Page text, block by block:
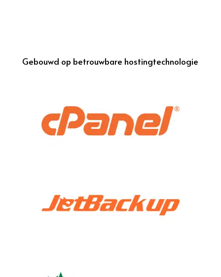
Gebouwd op betrouwbare hostingtechnologie